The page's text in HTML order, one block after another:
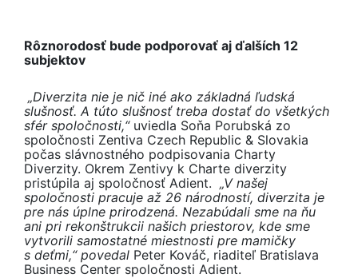
Rôznorodosť bude podporovať aj ďalších 12
subjektov
„Diverzita nie je nič iné ako základná ľudská
slušnosť. A túto slušnosť treba dostať do všetkých
sfér spoločnosti,“uviedla Soňa Porubská zo
spoločnosti Zentiva Czech Republic & Slovakia
počas slávnostného podpisovania Charty
Diverzity. Okrem Zentivy k Charte diverzity
pristúpila aj spoločnosť Adient. „V našej
spoločnosti pracuje až 26 národností, diverzita je
pre nás úplne prirodzená. Nezabúdali sme na ňu
ani pri rekonštrukcii našich priestorov, kde sme
vytvorili samostatné miestnosti pre mamičky
s deťmi,“ povedal Peter Kováč, riaditeľ Bratislava
Business Center spoločnosti Adient.